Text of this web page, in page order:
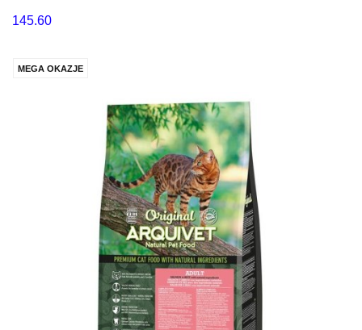
145.60
MEGA OKAZJE